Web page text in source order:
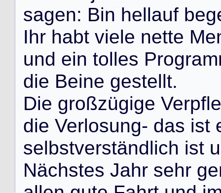
sagen: Bin hellauf beg
Ihr habt viele nette Me
und ein tolles Program
die Beine gestellt.
Die großzügige Verpfle
die Verlosung- das ist
selbstverständlich ist u
Nächstes Jahr sehr ge